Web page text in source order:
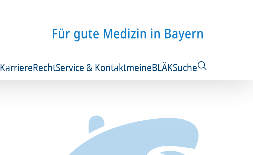
KarriereRechtService & KontaktmeineBLÄKSuche